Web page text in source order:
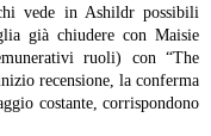
vede in Ashildr possibili
già chiudere con Maisie
ruoli) con “The
recensione, la conferma
costante, corrispondono